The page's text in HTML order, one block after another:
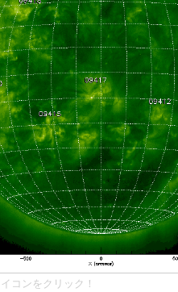
コンをクリック！